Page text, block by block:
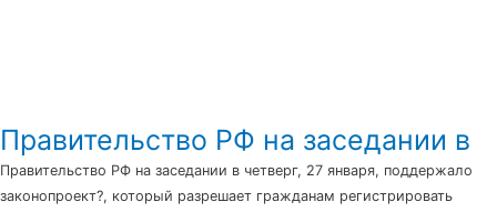
Правительство РФ на заседании в
Правительство РФ на заседании в четверг, 27 января, поддержало
законопроект?, который разрешает гражданам регистрировать